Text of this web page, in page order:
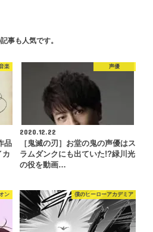
事も人気です。
楽
品
カ
声優
2020.12.22
［鬼滅の刃］お堂の鬼の声優はス
ラムダンクにも出ていた!?緑川光
の役を動画…
ン 僕のヒーローアカデミア